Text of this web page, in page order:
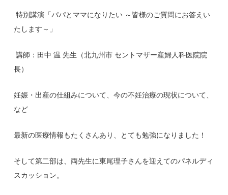
特別講演「パパとママになりたい ～皆様のご質問にお答えい
たします～」
講師：田中 温 先生（北九州市 セントマザー産婦人科医院院
長）
妊娠・出産の仕組みについて、今の不妊治療の現状について、
など
最新の医療情報もたくさんあり、とても勉強になりました！
そして第二部は、両先生に東尾理子さんを迎えてのパネルディ
スカッション。